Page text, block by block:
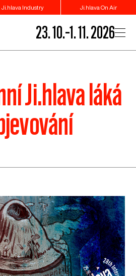
Ji.hlava Industry Ji.hlava On Air
23. 10.–1. 11. 2026
Ji.hlava láká